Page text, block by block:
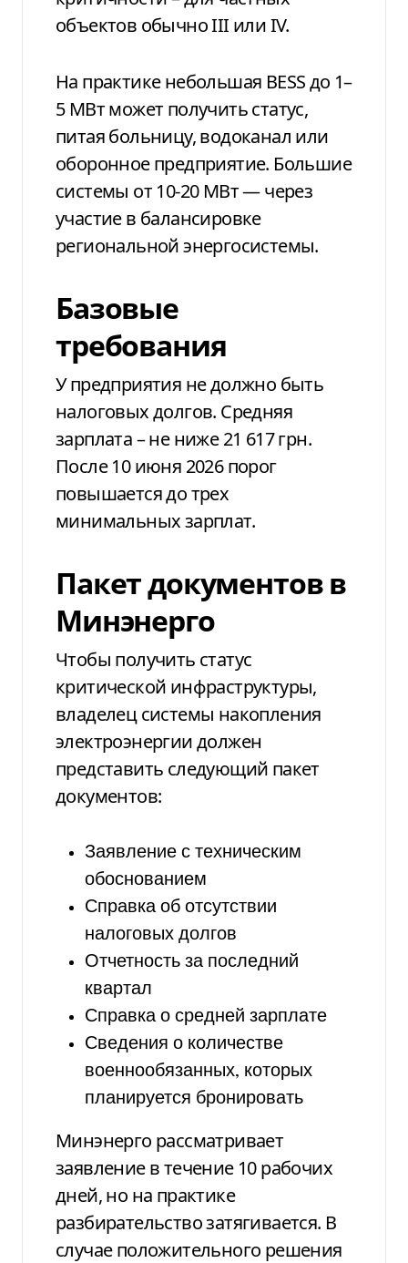
объектов обычно III или IV.
На практике небольшая BESS до 1–
5 МВт может получить статус,
питая больницу, водоканал или
оборонное предприятие. Большие
системы от 10-20 МВт — через
участие в балансировке
региональной энергосистемы.
Базовые
требования
У предприятия не должно быть
налоговых долгов. Средняя
зарплата – не ниже 21 617 грн.
После 10 июня 2026 порог
повышается до трех
минимальных зарплат.
Пакет документов в
Минэнерго
Чтобы получить статус
критической инфраструктуры,
владелец системы накопления
электроэнергии должен
представить следующий пакет
документов:
Заявление с техническим
обоснованием
Справка об отсутствии
налоговых долгов
Отчетность за последний
квартал
Справка о средней зарплате
Сведения о количестве
военнообязанных, которых
планируется бронировать
Минэнерго рассматривает
заявление в течение 10 рабочих
дней, но на практике
разбирательство затягивается. В
случае положительного решения